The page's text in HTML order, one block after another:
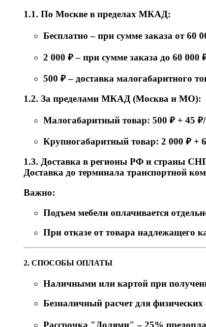
1.1. По Москве в пределах МКАД:
Бесплатно – при сумме заказа от 60
2 000 ₽ – при сумме заказа до 60 000
500 ₽ – доставка малогабаритного
1.2. За пределами МКАД (Москва и МО):
Малогабаритный товар: 500 ₽ + 45
Крупногабаритный товар: 2 000 ₽
1.3. Доставка в регионы РФ и страны
Доставка до терминала транспортной
Важно:
Подъем мебели оплачивается
При отказе от товара надлежащего
2. СПОСОБЫ ОПЛАТЫ
Наличными или картой при
Безналичный расчет для
Рассрочка "Долями" – 25%